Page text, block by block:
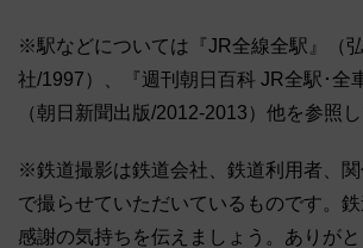
※駅などについては『JR全線全駅』（
社/1997）、『週刊朝日百科 JR全駅･全
（朝日新聞出版/2012-2013）他を参照し
※鉄道撮影は鉄道会社、鉄道利用者、
で撮らせていただいているものです。
感謝の気持ちを伝えましょう。ありが